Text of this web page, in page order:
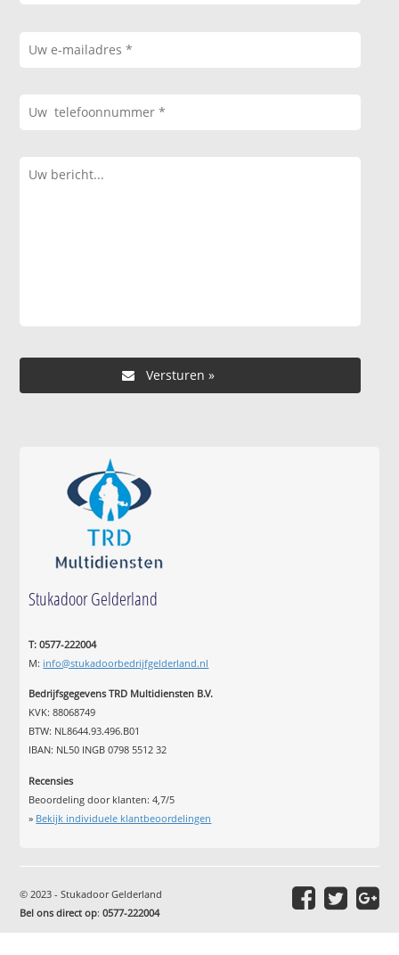
Stukadoor Gelderland
T: 0577-222004
M: info@stukadoorbedrijfgelderland.nl
Bedrijfsgegevens TRD Multidiensten B.V.
KVK: 88068749
BTW: NL8644.93.496.B01
IBAN: NL50 INGB 0798 5512 32
Recensies
Beoordeling door klanten:4,7/5
» Bekijk individuele klantbeoordelingen
© 2023 - Stukadoor Gelderland
Bel ons direct op:0577-222004